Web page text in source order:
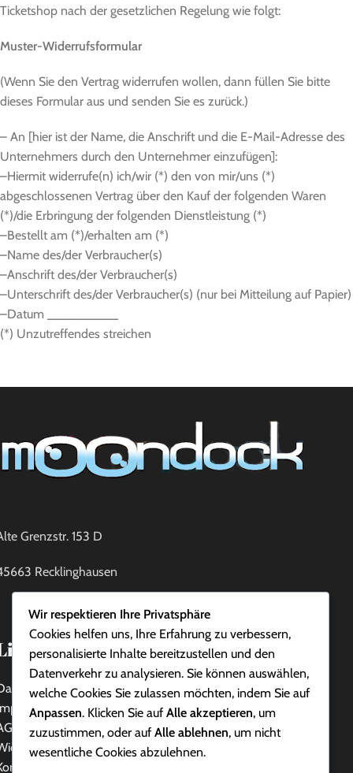
Ticketshop nach der gesetzlichen Regelung wie folgt:
Muster-Widerrufsformular
(Wenn Sie den Vertrag widerrufen wollen, dann füllen Sie bitte
dieses Formular aus und senden Sie es zurück.)
– An [hier ist der Name, die Anschrift und die E-Mail-Adresse des
Unternehmers durch den Unternehmer einzufügen]:
–Hiermit widerrufe(n) ich/wir (*) den von mir/uns (*)
abgeschlossenen Vertrag über den Kauf der folgenden Waren
(*)/die Erbringung der folgenden Dienstleistung (*)
–Bestellt am (*)/erhalten am (*)
–Name des/der Verbraucher(s)
–Anschrift des/der Verbraucher(s)
–Unterschrift des/der Verbraucher(s) (nur bei Mitteilung auf Papier)
–Datum __________
(*) Unzutreffendes streichen
Grenzstr. 153 D
Recklinghausen
Wir respektieren Ihre Privatsphäre
Cookies helfen uns, Ihre Erfahrung zu verbessern,
personalisierte Inhalte bereitzustellen und den
Datenverkehr zu analysieren. Sie können auswählen,
welche Cookies Sie zulassen möchten, indem Sie auf
Anpassen. Klicken Sie auf Alle akzeptieren, um
zuzustimmen, oder auf Alle ablehnen, um nicht
wesentliche Cookies abzulehnen.